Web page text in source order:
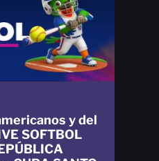
y del
SOFTBOL